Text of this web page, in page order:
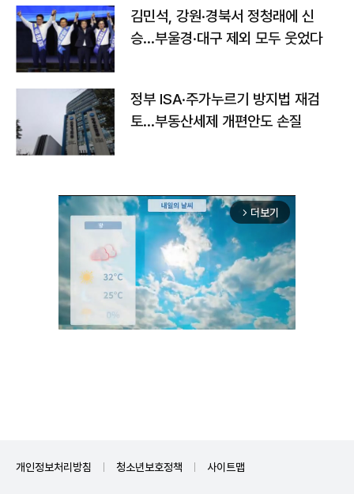
김민석, 강원·경북서 정청래에 신
승…부울경·대구 제외 모두 웃었다
정부 ISA·주가누르기 방지법 재검
토…부동산세제 개편안도 손질
arrow_forward_ios 더보기
개인정보처리방침 청소년보호정책 사이트맵